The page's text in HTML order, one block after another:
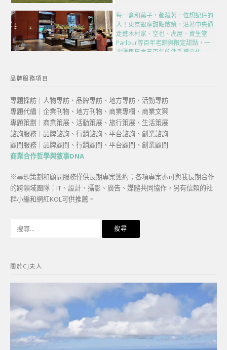
每一盒和菓子，都藏著一位想記住的
人！東京銀座甜點散策，沿著中央通
走進木村家、空也、虎屋、資生堂
Parlour等百年老舖與限定甜點，一
次匯集日本五百年的伴手禮文化
品牌服務項目
專題採訪｜人物專訪、品牌專訪、地方專訪、活動專訪
專題代編｜企業刊物、地方刊物、商業專欄、商業文案
專題策劃｜商業策展、活動策展、旅行策展、生活策展
諮詢服務｜品牌諮詢、行銷諮詢、平台諮詢、創業諮詢
顧問服務｜品牌顧問、行銷顧問、平台顧問、創業顧問
商業合作哲學與敘事DNA
※專題策劃和顧問服務僅供長期專案簽約；各項專案亦可與我長期合作
的跨領域團隊：IT、設計、攝影、廣告、媒體共同協作，另有信賴的社
群小編和網紅KOL可供推薦。
字:
關於CJ夫人